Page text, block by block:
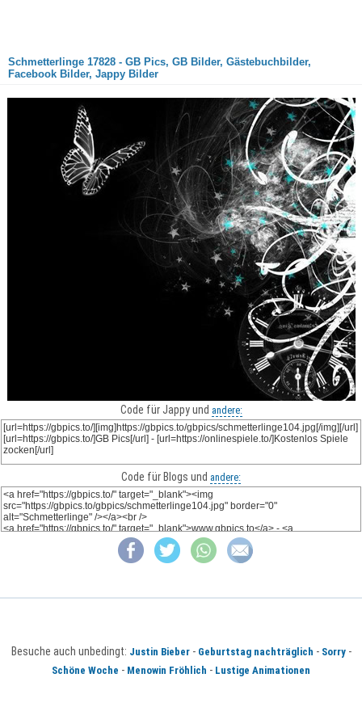
Schmetterlinge 17828 - GB Pics, GB Bilder, Gästebuchbilder,
Facebook Bilder, Jappy Bilder
Code für Jappy und andere:
Code für Blogs und andere:
Besuche auch unbedingt: Justin Bieber- Geburtstag nachträglich - Sorry-
Schöne Woche - Menowin Fröhlich - Lustige Animationen